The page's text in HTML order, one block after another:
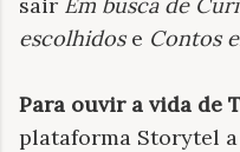
escolhidose Contos
Para ouvir a vida de
plataforma Storytel